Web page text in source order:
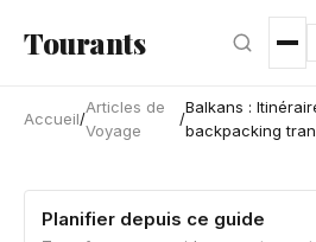
Tourants
Accueil/
Articles de
Voyage
/
Balkans :
backpacking
Planifier depuis ce guide